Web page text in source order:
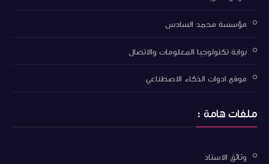
مؤسسة محمد السادس
بوابة تكنولوجيا المعلومات والاتصال
موقع ادوات الذكاء الاصطناعي
ملفات هامة :
وثائق الاستاذ